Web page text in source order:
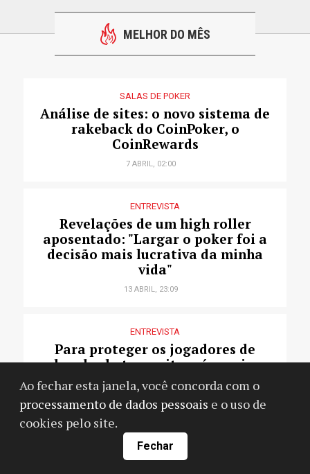
MELHOR DO MÊS
SALAS DE POKER
Análise de sites: o novo sistema de
rakeback do CoinPoker, o
CoinRewards
7 ABRIL, 02:00
ENTREVISTA
Revelações de um high roller
aposentado: "Largar o poker foi a
decisão mais lucrativa da minha
vida"
13 ABRIL, 23:09
ENTREVISTA
Para proteger os jogadores de
poker dos bots, os sites só precisam
se importar
01.05.2025 14:28
HISTÓRIAS DO POKER
"Ou faço essa loucura agora ou
Ao fechar esta janela, você concorda com o
processamento de dados pessoais e o uso de
cookies pelo site.
Fechar